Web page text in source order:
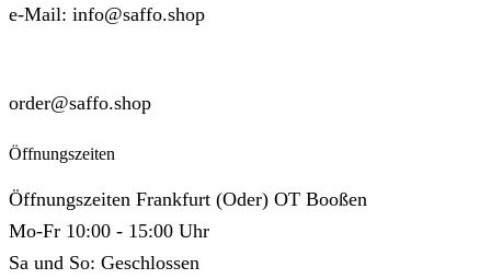
e-Mail: info@saffo.shop
order@saffo.shop
Öffnungszeiten
Öffnungszeiten Frankfurt (Oder) OT Booßen
Mo-Fr 10:00 - 15:00 Uhr
Sa und So: Geschlossen